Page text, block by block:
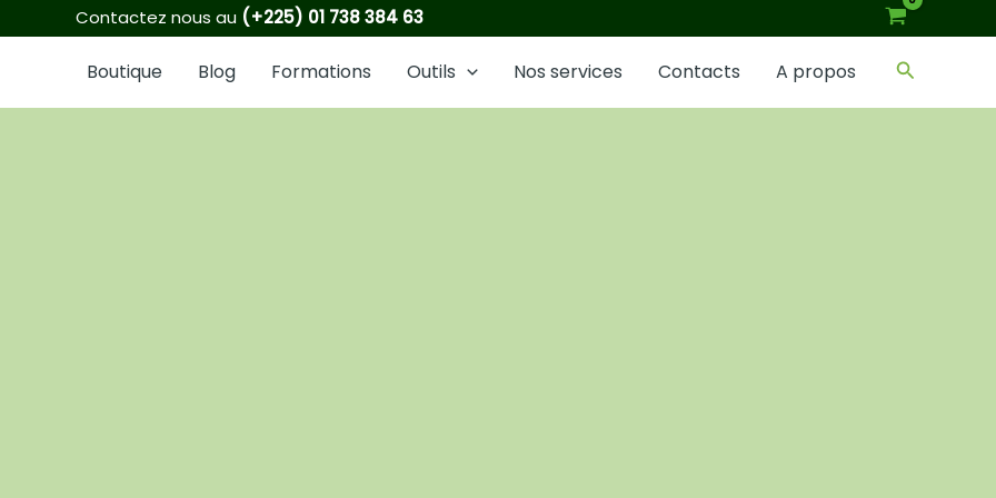
Contactez nous au (+225) 01 738 384 63
Boutique Blog Formations Outils Nos services Contacts A propos
8
produits
6
produits
2
produits
21
produits
6
produits
1
produit
5
produits
16
produits
3
produits